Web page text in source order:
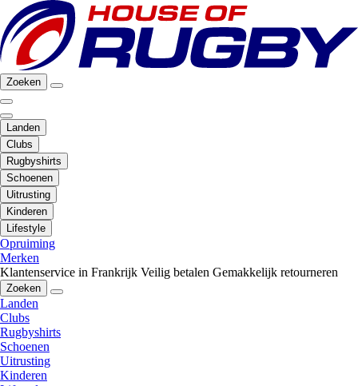
Zoeken
Landen
Clubs
Rugbyshirts
Schoenen
Uitrusting
Kinderen
Lifestyle
Opruiming
Merken
Klantenservice in Frankrijk Veilig betalen Gemakkelijk retourneren
Zoeken
Landen
Clubs
Rugbyshirts
Schoenen
Uitrusting
Kinderen